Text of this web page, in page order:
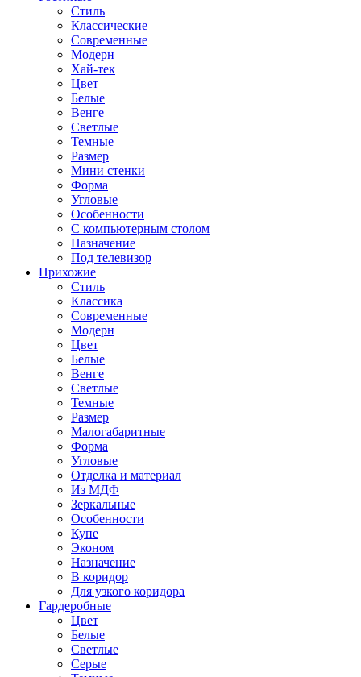
Стиль
Классические
Современные
Модерн
Хай-тек
Цвет
Белые
Венге
Светлые
Темные
Размер
Мини стенки
Форма
Угловые
Особенности
С компьютерным столом
Назначение
Под телевизор
Прихожие
Стиль
Классика
Современные
Модерн
Цвет
Белые
Венге
Светлые
Темные
Размер
Малогабаритные
Форма
Угловые
Отделка и материал
Из МДФ
Зеркальные
Особенности
Купе
Эконом
Назначение
В коридор
Для узкого коридора
Гардеробные
Цвет
Белые
Светлые
Серые